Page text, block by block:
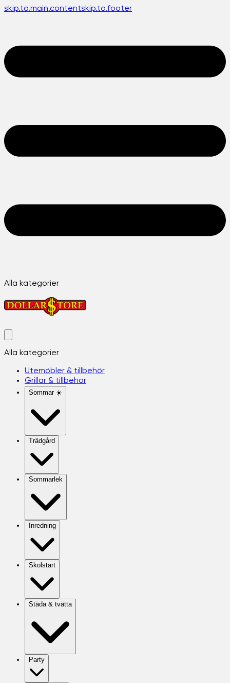
skip.to.main.contentskip.to.footer
Alla kategorier
Alla kategorier
Utemöbler & tillbehör
Grillar & tillbehör
Sommar ☀️
Trädgård
Sommarlek
Inredning
Skolstart
Städa & tvätta
Party